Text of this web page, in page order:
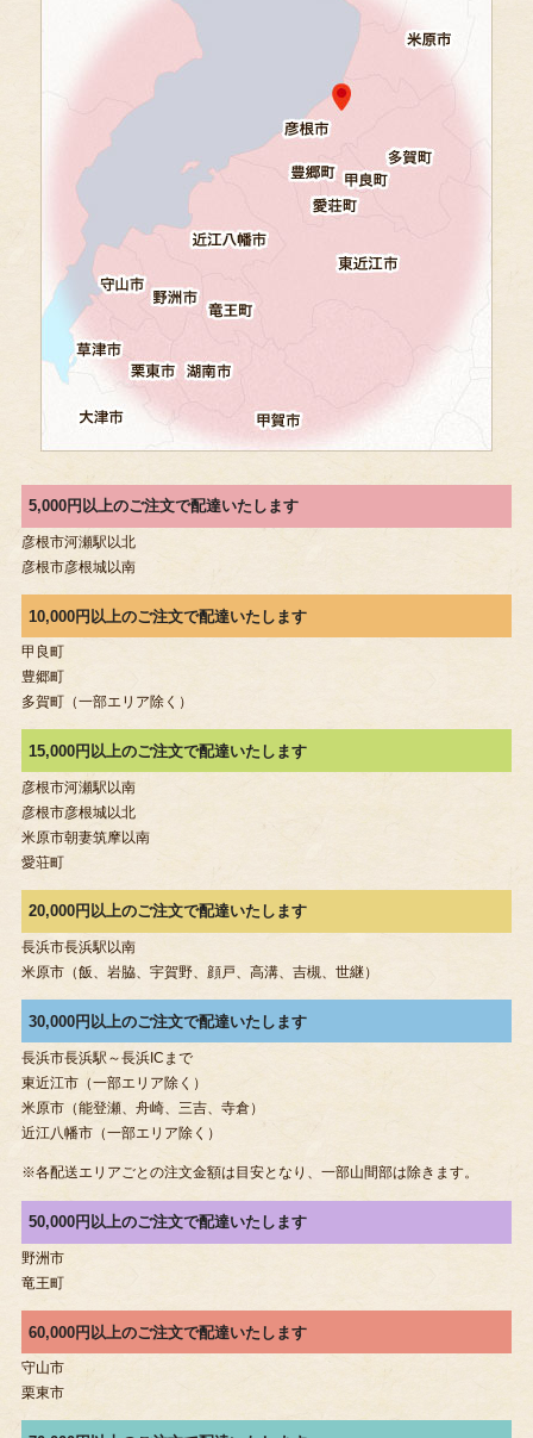
5,000円以上のご注文で配達いたします
彦根市河瀬駅以北
彦根市彦根城以南
10,000円以上のご注文で配達いたします
甲良町
豊郷町
多賀町（一部エリア除く）
15,000円以上のご注文で配達いたします
彦根市河瀬駅以南
彦根市彦根城以北
米原市朝妻筑摩以南
愛荘町
20,000円以上のご注文で配達いたします
長浜市長浜駅以南
米原市（飯、岩脇、宇賀野、顔戸、高溝、吉槻、世継）
30,000円以上のご注文で配達いたします
長浜市長浜駅～長浜ICまで
東近江市（一部エリア除く）
米原市（能登瀬、舟崎、三吉、寺倉）
近江八幡市（一部エリア除く）
※各配送エリアごとの注文金額は目安となり、一部山間部は除きます。
50,000円以上のご注文で配達いたします
野洲市
竜王町
60,000円以上のご注文で配達いたします
守山市
栗東市